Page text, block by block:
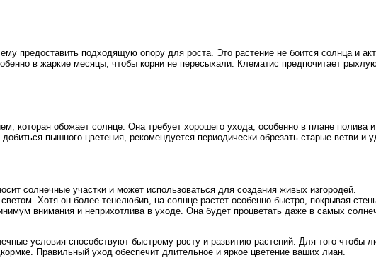
предоставить подходящую опору для роста. Это растение не боится солнца и
в жаркие месяцы, чтобы корни не пересыхали. Клематис предпочитает
которая обожает солнце. Она требует хорошего ухода, особенно в плане полива
пышного цветения, рекомендуется периодически обрезать старые ветви и
солнечные участки и может использоваться для создания живых изгородей.
Хотя он более тенелюбив, на солнце растет особенно быстро, покрывая
внимания и неприхотлива в уходе. Она будет процветать даже в самых
условия способствуют быстрому росту и развитию растений. Для того чтобы
Правильный уход обеспечит длительное и яркое цветение ваших лиан.